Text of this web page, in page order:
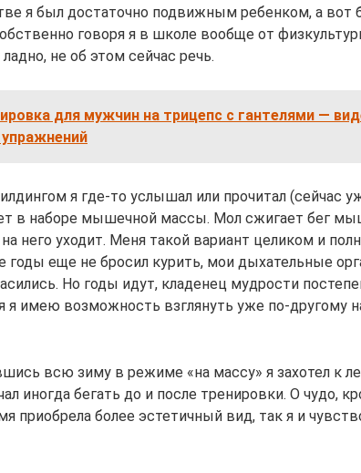
я был достаточно подвижным ребенком, а вот
говоря я в школе вообще от
не об этом сейчас речь.
для мужчин на трицепс с гантелями —
я где-то услышал или прочитал (сейчас
в наборе мышечной массы. Мол сжигает бег
него уходит. Меня такой вариант целиком и
годы еще не бросил курить, мои дыхательные
Но годы идут, кладенец мудрости
я имею возможность взглянуть уже по-другому
всю зиму в режиме «на массу» я захотел к
иногда бегать до и после тренировки. О чудо,
приобрела более эстетичный вид, так я и